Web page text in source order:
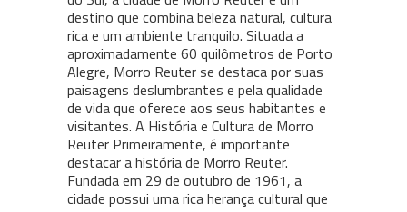
destino que combina beleza natural, cultura
rica e um ambiente tranquilo. Situada a
aproximadamente 60 quilômetros de Porto
Alegre, Morro Reuter se destaca por suas
paisagens deslumbrantes e pela qualidade
de vida que oferece aos seus habitantes e
visitantes. A História e Cultura de Morro
Reuter Primeiramente, é importante
destacar a história de Morro Reuter.
Fundada em 29 de outubro de 1961, a
cidade possui uma rica herança cultural que